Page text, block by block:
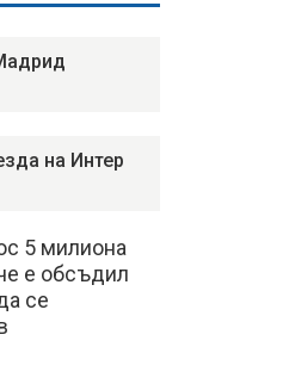
на Интер
5 милиона
е обсъдил
се